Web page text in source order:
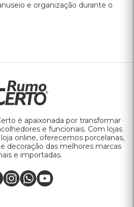
e organização durante o
é apaixonada por transformar
e funcionais. Com lojas
online, oferecemos porcelanas,
decoração das melhores marcas
e importadas.